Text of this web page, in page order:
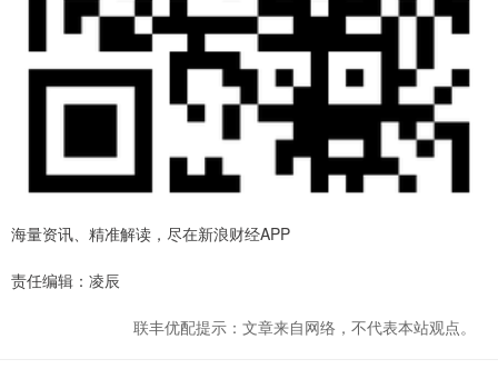
海量资讯、精准解读，尽在新浪财经APP
责任编辑：凌辰
联丰优配提示：文章来自网络，不代表本站观点。